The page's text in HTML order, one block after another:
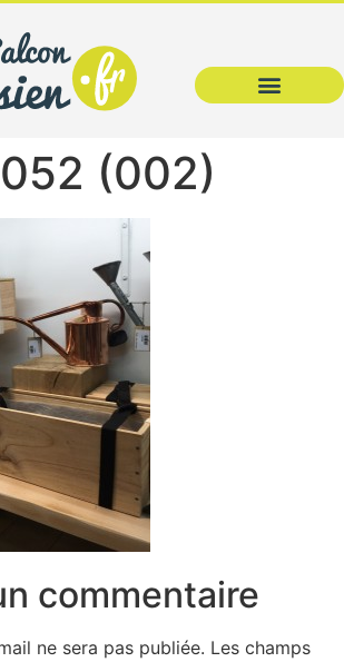
(002)
commentaire
ne sera pas publiée. Les champs